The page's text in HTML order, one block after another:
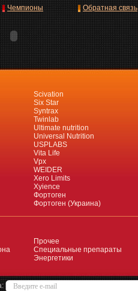
Чемпионы Обратная связь
Scivation
Six Star
Syntrax
Twinlab
Ultimate nutrition
Universal Nutrition
USPLABS
Vita Life
Vpx
WEIDER
Xero Limits
Xyience
Фортоген
Фортоген (Украина)
Прочее
Специальные препараты
Энергетики